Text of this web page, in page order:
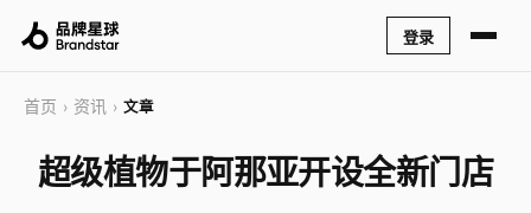
登录
首页 › 资讯 › 文章
超级植物于阿那亚开设全新门店